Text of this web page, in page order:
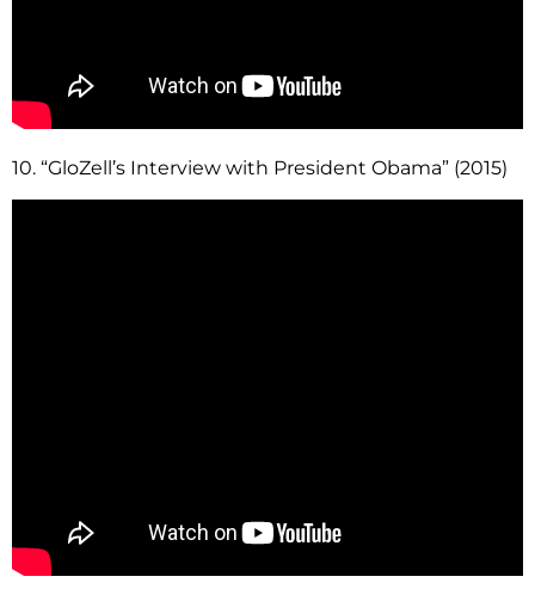
10. “GloZell’s Interview with President Obama” (2015)